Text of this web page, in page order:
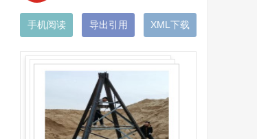
手机阅读 导出引用 XML下载